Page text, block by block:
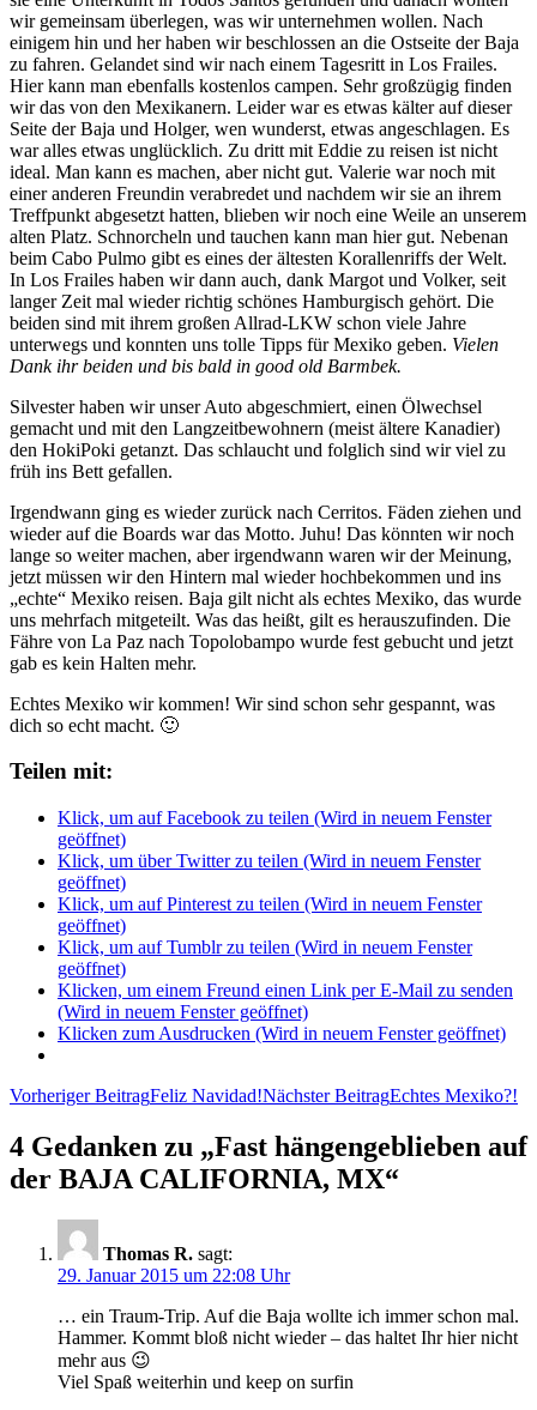
wir gemeinsam überlegen, was wir unternehmen wollen. Nach
einigem hin und her haben wir beschlossen an die Ostseite der Baja
zu fahren. Gelandet sind wir nach einem Tagesritt in Los Frailes.
Hier kann man ebenfalls kostenlos campen. Sehr großzügig finden
wir das von den Mexikanern. Leider war es etwas kälter auf dieser
Seite der Baja und Holger, wen wunderst, etwas angeschlagen. Es
war alles etwas unglücklich. Zu dritt mit Eddie zu reisen ist nicht
ideal. Man kann es machen, aber nicht gut. Valerie war noch mit
einer anderen Freundin verabredet und nachdem wir sie an ihrem
Treffpunkt abgesetzt hatten, blieben wir noch eine Weile an unserem
alten Platz. Schnorcheln und tauchen kann man hier gut. Nebenan
beim Cabo Pulmo gibt es eines der ältesten Korallenriffs der Welt.
In Los Frailes haben wir dann auch, dank Margot und Volker, seit
langer Zeit mal wieder richtig schönes Hamburgisch gehört. Die
beiden sind mit ihrem großen Allrad-LKW schon viele Jahre
unterwegs und konnten uns tolle Tipps für Mexiko geben. Vielen
Dank ihr beiden und bis bald in good old Barmbek.
Silvester haben wir unser Auto abgeschmiert, einen Ölwechsel
gemacht und mit den Langzeitbewohnern (meist ältere Kanadier)
den HokiPoki getanzt. Das schlaucht und folglich sind wir viel zu
früh ins Bett gefallen.
Irgendwann ging es wieder zurück nach Cerritos. Fäden ziehen und
wieder auf die Boards war das Motto. Juhu! Das könnten wir noch
lange so weiter machen, aber irgendwann waren wir der Meinung,
jetzt müssen wir den Hintern mal wieder hochbekommen und ins
„echte“ Mexiko reisen. Baja gilt nicht als echtes Mexiko, das wurde
uns mehrfach mitgeteilt. Was das heißt, gilt es herauszufinden. Die
Fähre von La Paz nach Topolobampo wurde fest gebucht und jetzt
gab es kein Halten mehr.
Echtes Mexiko wir kommen! Wir sind schon sehr gespannt, was
dich so echt macht. 🙂
Teilen mit:
Klick, um auf Facebook zu teilen (Wird in neuem Fenster
geöffnet)
Klick, um über Twitter zu teilen (Wird in neuem Fenster
geöffnet)
Klick, um auf Pinterest zu teilen (Wird in neuem Fenster
geöffnet)
Klick, um auf Tumblr zu teilen (Wird in neuem Fenster
geöffnet)
Klicken, um einem Freund einen Link per E-Mail zu senden
(Wird in neuem Fenster geöffnet)
Klicken zum Ausdrucken (Wird in neuem Fenster geöffnet)
Beitragsnavigation
Vorheriger BeitragFeliz Navidad!Nächster BeitragEchtes Mexiko?!
4 Gedanken zu „Fast hängengeblieben auf
der BAJA CALIFORNIA, MX“
Thomas R. sagt:
29. Januar 2015 um 22:08 Uhr
… ein Traum-Trip. Auf die Baja wollte ich immer schon mal.
Hammer. Kommt bloß nicht wieder – das haltet Ihr hier nicht
mehr aus 😉
Viel Spaß weiterhin und keep on surfin